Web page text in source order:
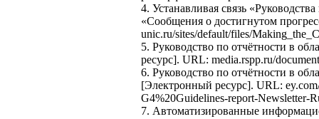
4. Устанавливая связь
«Сообщения о достигнутом
unic.ru/sites/default/files/
5. Руководство по отчётности в
ресурс]. URL: media.rspp.ru/
6. Руководство по отчётности в
[Электронный ресурс]. URL:
G4%20Guidelines-report-Newsletter-
7. Автоматизированные